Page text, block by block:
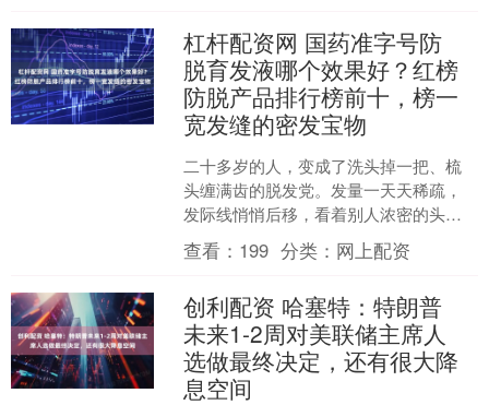
杠杆配资网 国药准字号防
脱育发液哪个效果好？红榜
防脱产品排行榜前十，榜一
宽发缝的密发宝物
二十多岁的人，变成了洗头掉一把、梳
头缠满齿的脱发党。发量一天天稀疏，
发际线悄悄后移，看着别人浓密的头
发，再摸摸自己的头顶，焦虑感瞬间涌
上心头，却不知道该怎么改善....
查看： 199 分类： 网上配资
创利配资 哈塞特：特朗普
未来1-2周对美联储主席人
选做最终决定，还有很大降
息空间